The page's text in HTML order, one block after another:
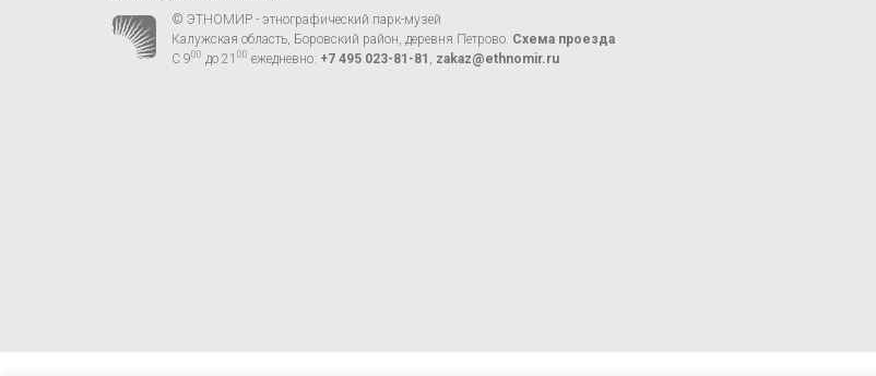
© ЭТНОМИР - этнографический парк-музей
Калужская область, Боровский район, деревня Петрово. Схема проезда
С 900 до 21 00 ежедневно: +7 495 023-81-81 zakaz@ethnomir.ru